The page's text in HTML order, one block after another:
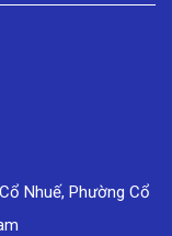
Nhuế, Phường Cổ